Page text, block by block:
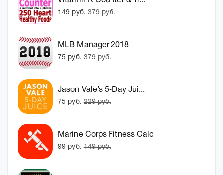
149 руб. 379 руб.
MLB Manager 2018
75 руб. 379 руб.
Jason Vale’s 5-Day Jui...
75 руб. 229 руб.
Marine Corps Fitness Calc
99 руб. 149 руб.